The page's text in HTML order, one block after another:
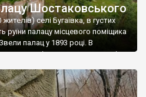
Шостаковського
селі Бугаївка, в густих
руїни палацу місцевого поміщика
палац у 1893 році. В
містилася школа, потім
лікарню. Коли із
точно не […]